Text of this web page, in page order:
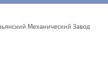
Механический Завод